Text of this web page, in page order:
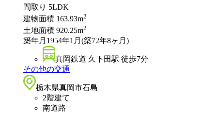
間取り 5LDK
建物面積 163.93m2
土地面積 920.25m2
築年月 1954年1月(築72年8ヶ月)
真岡鉄道 久下田駅 徒歩7分
その他の交通
栃木県真岡市石島
2階建て
南道路